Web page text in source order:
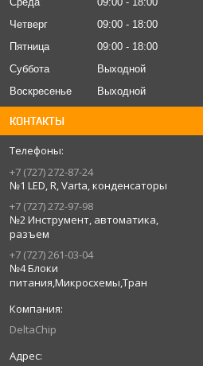
Четверг
09:00
18:00
Пятница
09:00
18:00
Суббота
Выходной
Воскресенье
Выходной
КОНТАКТЫ
+7 (727) 272-87-24
№1 LED, R, Varta, конденсаторы
+7 (727) 272-97-98
№2 Инструмент, автоматика,
разъем
+7 (727) 261-03-04
№4 Блоки
питания,Микросхемы,Тран
DeltaChip